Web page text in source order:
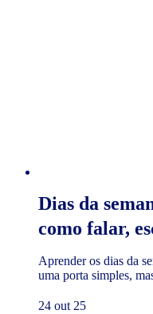
Dias da
como falar,
Aprender os dias da
uma porta simples,
24 out 25